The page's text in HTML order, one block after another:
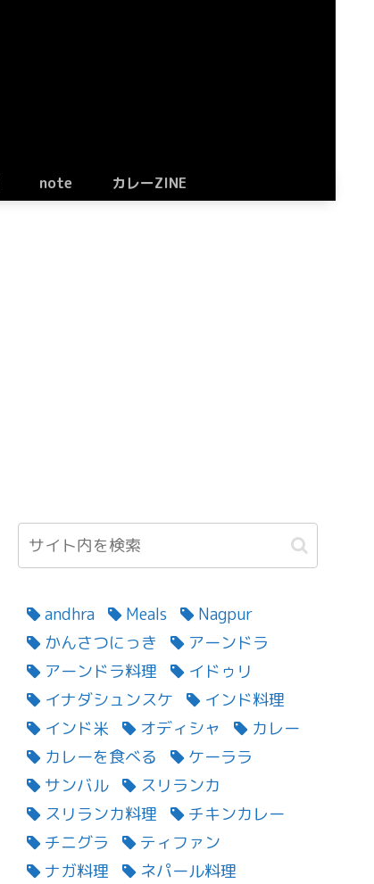
note カレーZINE
andhra Meals
Nagpur
かんさつにっき
アーンドラ
アーンドラ料理
イドゥリ
イナダシュンスケ
インド料理
インド米
オディシャ
カレー
カレーを食べる
ケーララ
サンバル
スリランカ
スリランカ料理
チキンカレー
チニグラ
ティファン
ナガ料理
ネパール料理